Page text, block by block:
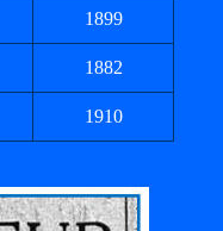
1899
1882
1910